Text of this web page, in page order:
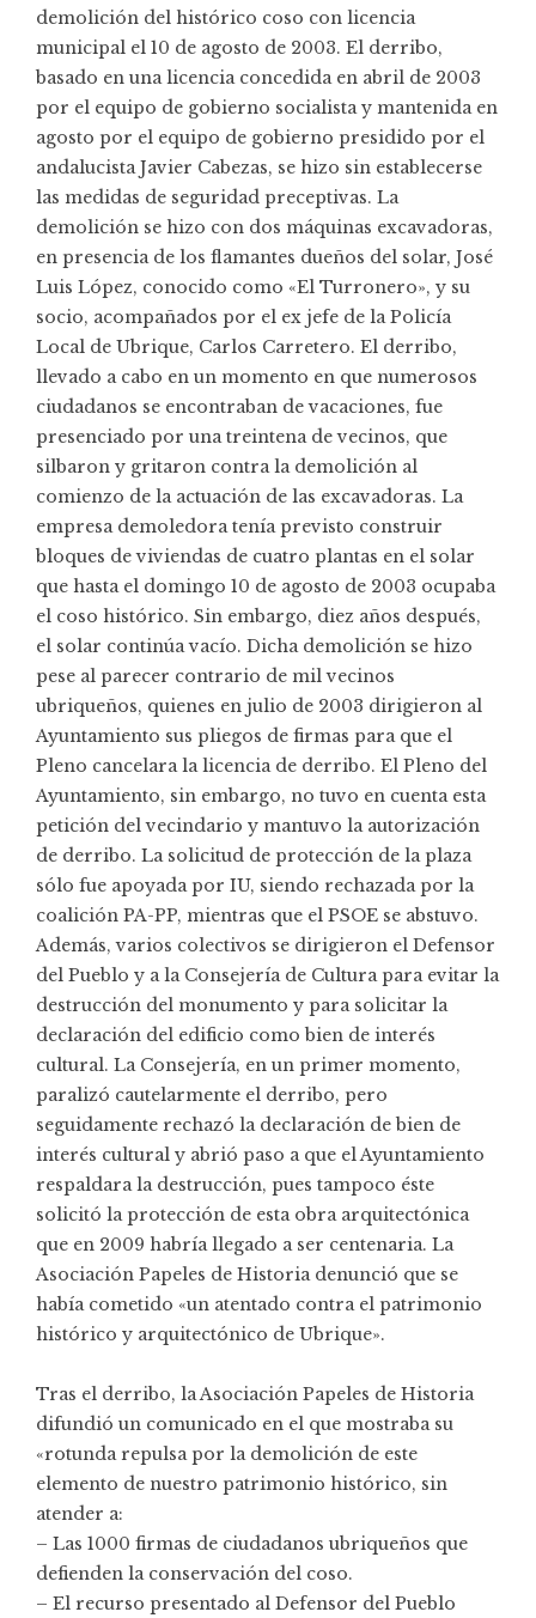
demolición del histórico coso con licencia
municipal el 10 de agosto de 2003. El derribo,
basado en una licencia concedida en abril de 2003
por el equipo de gobierno socialista y mantenida en
agosto por el equipo de gobierno presidido por el
andalucista Javier Cabezas, se hizo sin establecerse
las medidas de seguridad preceptivas. La
demolición se hizo con dos máquinas excavadoras,
en presencia de los flamantes dueños del solar, José
Luis López, conocido como «El Turronero», y su
socio, acompañados por el ex jefe de la Policía
Local de Ubrique, Carlos Carretero. El derribo,
llevado a cabo en un momento en que numerosos
ciudadanos se encontraban de vacaciones, fue
presenciado por una treintena de vecinos, que
silbaron y gritaron contra la demolición al
comienzo de la actuación de las excavadoras. La
empresa demoledora tenía previsto construir
bloques de viviendas de cuatro plantas en el solar
que hasta el domingo 10 de agosto de 2003 ocupaba
el coso histórico. Sin embargo, diez años después,
el solar continúa vacío. Dicha demolición se hizo
pese al parecer contrario de mil vecinos
ubriqueños, quienes en julio de 2003 dirigieron al
Ayuntamiento sus pliegos de firmas para que el
Pleno cancelara la licencia de derribo. El Pleno del
Ayuntamiento, sin embargo, no tuvo en cuenta esta
petición del vecindario y mantuvo la autorización
de derribo. La solicitud de protección de la plaza
sólo fue apoyada por IU, siendo rechazada por la
coalición PA-PP, mientras que el PSOE se abstuvo.
Además, varios colectivos se dirigieron el Defensor
del Pueblo y a la Consejería de Cultura para evitar la
destrucción del monumento y para solicitar la
declaración del edificio como bien de interés
cultural. La Consejería, en un primer momento,
paralizó cautelarmente el derribo, pero
seguidamente rechazó la declaración de bien de
interés cultural y abrió paso a que el Ayuntamiento
respaldara la destrucción, pues tampoco éste
solicitó la protección de esta obra arquitectónica
que en 2009 habría llegado a ser centenaria. La
Asociación Papeles de Historia denunció que se
había cometido «un atentado contra el patrimonio
histórico y arquitectónico de Ubrique».
Tras el derribo, la Asociación Papeles de Historia
difundió un comunicado en el que mostraba su
«rotunda repulsa por la demolición de este
elemento de nuestro patrimonio histórico, sin
atender a:
– Las 1000 firmas de ciudadanos ubriqueños que
defienden la conservación del coso.
– El recurso presentado al Defensor del Pueblo